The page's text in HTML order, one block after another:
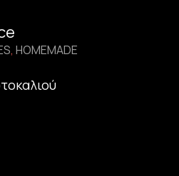
, HOMEMADE